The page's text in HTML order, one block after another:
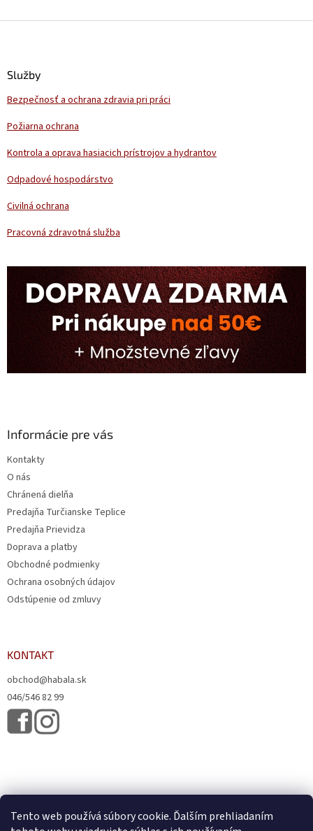
Tento web používá súbory cookie. Ďalším prehliadaním
Služby
Bezpečnosť a ochrana zdravia pri práci
Požiarna ochrana
Kontrola a oprava hasiacich prístrojov a hydrantov
Odpadové hospodárstvo
Civilná ochrana
Pracovná zdravotná služba
Informácie pre vás
Kontakty
O nás
Chránená dielňa
Predajňa Turčianske Teplice
Predajňa Prievidza
Doprava a platby
Obchodné podmienky
Ochrana osobných údajov
Odstúpenie od zmluvy
KONTAKT
obchod@habala.sk
046/546 82 99